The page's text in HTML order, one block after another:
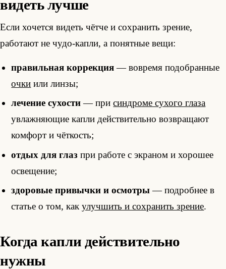
видеть лучше
Если хочется видеть чётче и сохранить зрение,
работают не чудо-капли, а понятные вещи:
правильная коррекция— вовремя подобранные
очки или линзы;
лечение сухости— присиндроме сухого глаза
увлажняющие капли действительно возвращают
комфорт и чёткость;
отдых для глаз при работе с экраном и хорошее
освещение;
здоровые привычки и осмотры— подробнее в
статье о том, какулучшить и сохранить зрение.
Когда капли действительно
нужны